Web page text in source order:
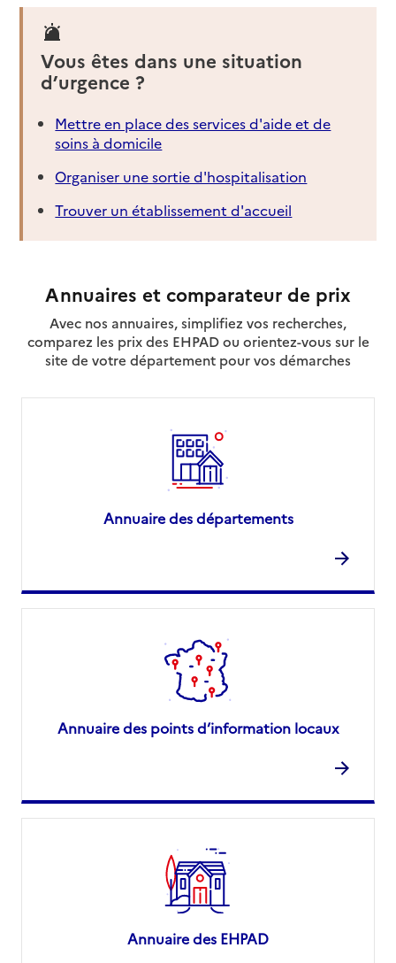
Vous êtes dans une situation
d’urgence ?
Mettre en place des services d'aide et de
soins à domicile
Organiser une sortie d'hospitalisation
Trouver un établissement d'accueil
Annuaires et comparateur de prix
Avec nos annuaires, simplifiez vos recherches,
comparez les prix des EHPAD ou orientez-vous sur le
site de votre département pour vos démarches
Annuaire des départements
Annuaire des points d’information locaux
Annuaire des EHPAD